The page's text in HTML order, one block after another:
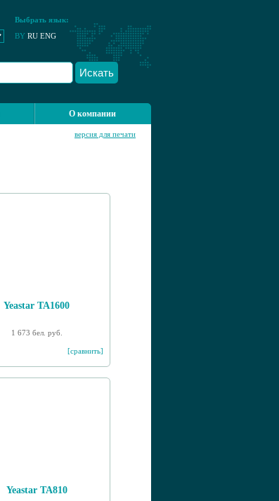
Выбрать язык:
BY RU ENG
Искать
О компании
версия для печати
Yeastar TA1600
1 673 бел. руб.
[сравнить]
Yeastar TA810